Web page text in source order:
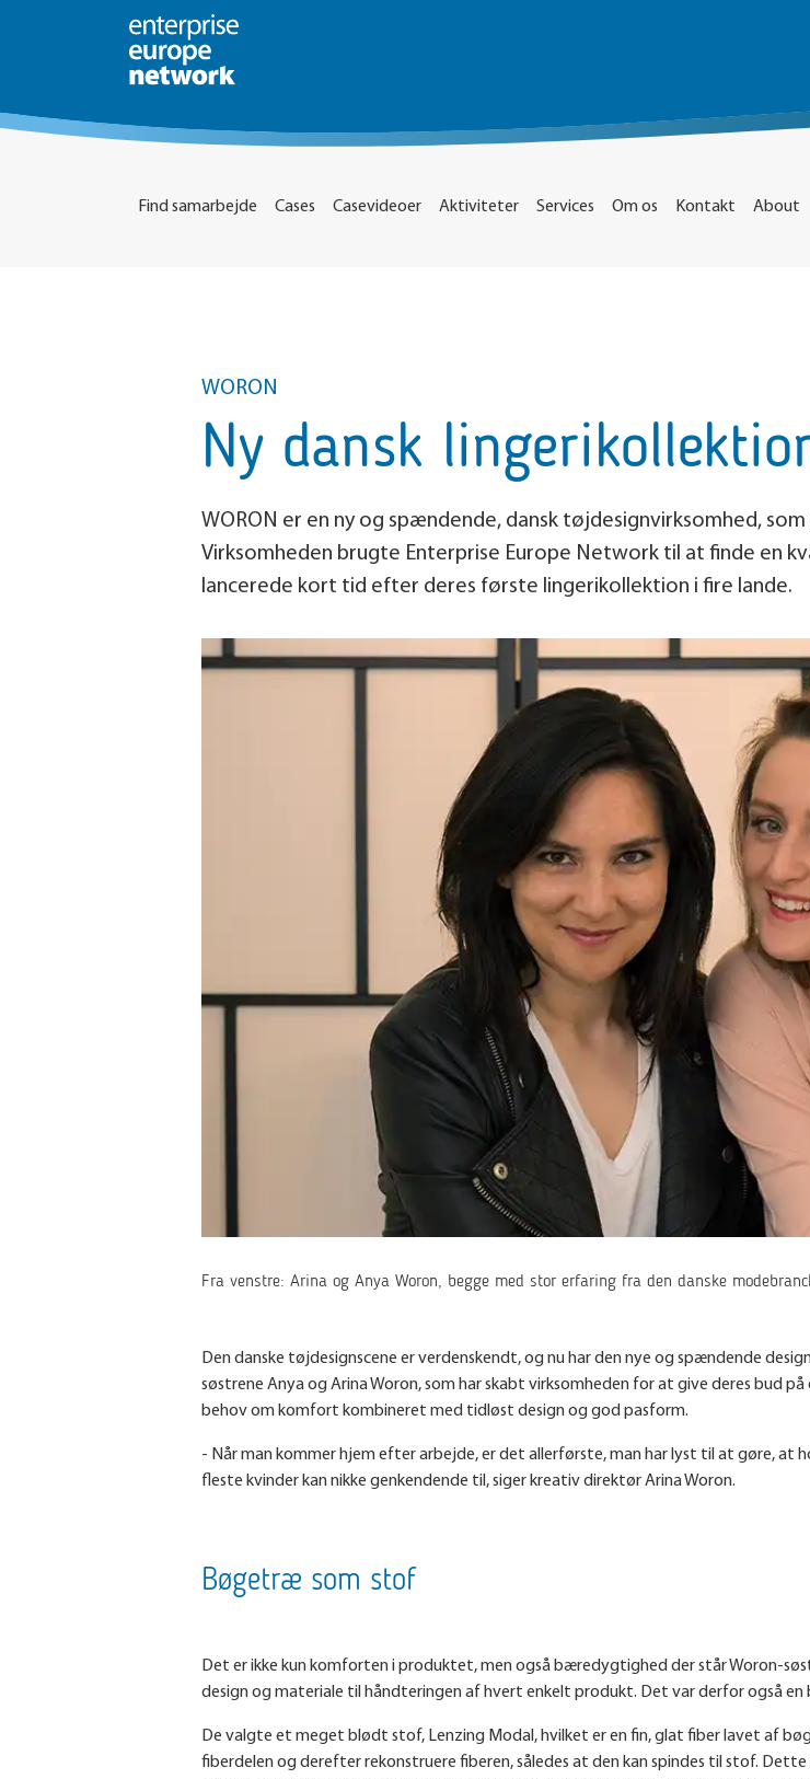
Find samarbejde Cases Casevideoer Aktiviteter Services Om os Kontakt About
WORON
Ny dansk
WORON er en ny og spændende, dansk tøjdesignvirksomhed,
Virksomheden brugte Enterprise Europe Network til at finde en
lancerede kort tid efter deres første lingerikollektion i fire lande.
Fra venstre: Arina og Anya Woron, begge med stor erfaring fra den danske
Den danske tøjdesignscene er verdenskendt, og nu har den nye og spændende
søstrene Anya og Arina Woron, som har skabt virksomheden for at give deres bud
behov om komfort kombineret med tidløst design og god pasform.
- Når man kommer hjem efter arbejde, er det allerførste, man har lyst til at gøre, at
fleste kvinder kan nikke genkendende til, siger kreativ direktør Arina Woron.
Bøgetræ som stof
Det er ikke kun komforten i produktet, men også bæredygtighed der står Woron-
design og materiale til håndteringen af hvert enkelt produkt. Det var derfor også
De valgte et meget blødt stof, Lenzing Modal, hvilket er en fin, glat fiber lavet af
fiberdelen og derefter rekonstruere fiberen, således at den kan spindes til stof.